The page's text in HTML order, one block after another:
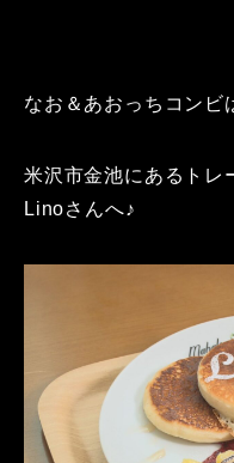
なお＆あおっちコンビ
米沢市金池にあるトレ
Linoさんへ♪